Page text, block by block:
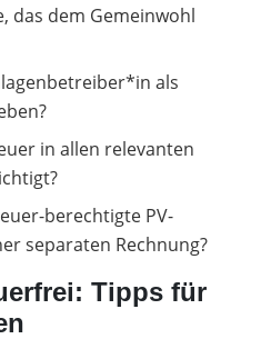
das dem Gemeinwohl
als
in allen relevanten
berechtigte PV-
separaten Rechnung?
Tipps für